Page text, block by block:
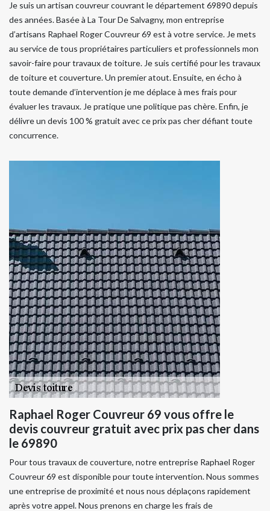
Je suis un artisan couvreur couvrant le département 69890 depuis
des années. Basée à La Tour De Salvagny, mon entreprise
d’artisans Raphael Roger Couvreur 69 est à votre service. Je mets
au service de tous propriétaires particuliers et professionnels mon
savoir-faire pour travaux de toiture. Je suis certifié pour les travaux
de toiture et couverture. Un premier atout. Ensuite, en écho à
toute demande d’intervention je me déplace à mes frais pour
évaluer les travaux. Je pratique une politique pas chère. Enfin, je
délivre un devis 100 % gratuit avec ce prix pas cher défiant toute
concurrence.
Raphael Roger Couvreur 69 vous offre le
devis couvreur gratuit avec prix pas cher dans
le 69890
Pour tous travaux de couverture, notre entreprise Raphael Roger
Couvreur 69 est disponible pour toute intervention. Nous sommes
une entreprise de proximité et nous nous déplaçons rapidement
après votre appel. Nous prenons en charge les frais de